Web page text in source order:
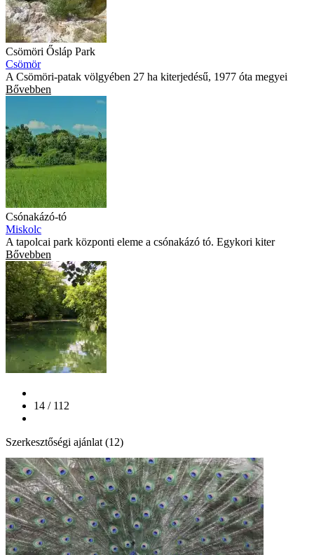
Csömöri Ősláp Park
Csömör
A Csömöri-patak völgyében 27 ha kiterjedésű, 1977 óta megyei
Bővebben
Csónakázó-tó
Miskolc
A tapolcai park központi eleme a csónakázó tó. Egykori kiter
Bővebben
14 / 112
Szerkesztőségi ajánlat (12)